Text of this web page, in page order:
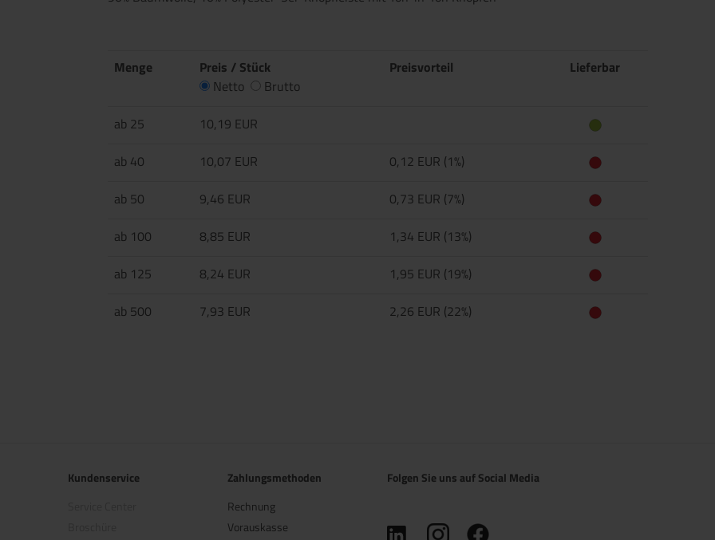
Menge
Preis / Stück
Netto
Brutto
Preisvorteil Lieferbar
ab 25
10,19 EUR
ab 40
10,07 EUR
0,12 EUR (1%)
ab 50
9,46 EUR
0,73 EUR (7%)
ab 100
8,85 EUR
1,34 EUR (13%)
ab 125
8,24 EUR
1,95 EUR (19%)
ab 500
7,93 EUR 2,26 EUR (22%)
Kundenservice
Zahlungsmethoden
Rechnung
Vorauskasse
Folgen Sie uns auf Social Media
(öffnet in neuem Tab)
(öffnet in neuem Tab)
(öffnet in neuem Tab)